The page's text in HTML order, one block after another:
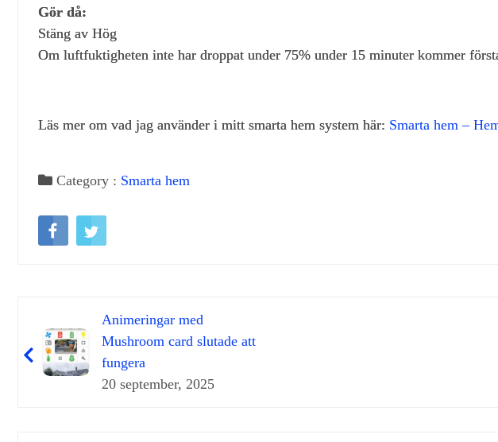
Gör då:
Stäng av Hög
Om luftfuktigheten inte har droppat under 75% under 15 minuter kommer
Läs mer om vad jag använder i mitt smarta hem system här: Smarta hem –
Category : Smarta hem
Animeringar med
Mushroom card slutade att
fungera
20 september, 2025